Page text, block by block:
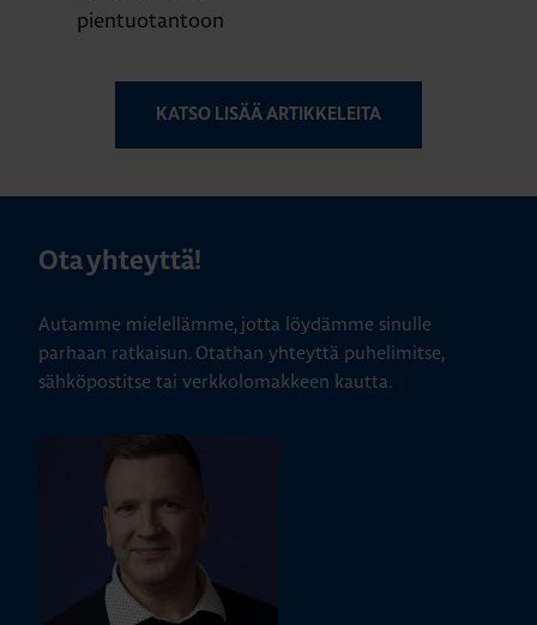
pientuotantoon
KATSO LISÄÄ ARTIKKELEITA
Ota yhteyttä!
Autamme mielellämme, jotta löydämme sinulle
parhaan ratkaisun. Otathan yhteyttä puhelimitse,
sähköpostitse tai verkkolomakkeen kautta.